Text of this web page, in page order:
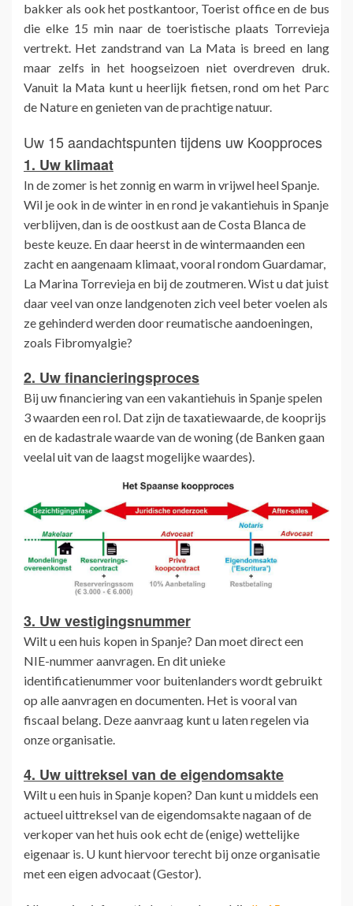
bakker als ook het postkantoor, Toerist office en de bus
die elke 15 min naar de toeristische plaats Torrevieja
vertrekt. Het zandstrand van La Mata is breed en lang
maar zelfs in het hoogseizoen niet overdreven druk.
Vanuit la Mata kunt u heerlijk fietsen, rond om het Parc
de Nature en genieten van de prachtige natuur.
Uw 15 aandachtspunten tijdens uw Koopproces
1. Uw klimaat
In de zomer is het zonnig en warm in vrijwel heel Spanje.
Wil je ook in de winter in en rond je vakantiehuis in Spanje
verblijven, dan is de oostkust aan de Costa Blanca de
beste keuze. En daar heerst in de wintermaanden een
zacht en aangenaam klimaat, vooral rondom Guardamar,
La Marina Torrevieja en bij de zoutmeren. Wist u dat juist
daar veel van onze landgenoten zich veel beter voelen als
ze gehinderd werden door reumatische aandoeningen,
zoals Fibromyalgie?
2. Uw financieringsproces
Bij uw financiering van een vakantiehuis in Spanje spelen
3 waarden een rol. Dat zijn de taxatiewaarde, de kooprijs
en de kadastrale waarde van de woning (de Banken gaan
veelal uit van de laagst mogelijke waardes).
3. Uw vestigingsnummer
Wilt u een huis kopen in Spanje? Dan moet direct een
NIE-nummer aanvragen. En dit unieke
identificatienummer voor buitenlanders wordt gebruikt
op alle aanvragen en documenten. Het is vooral van
fiscaal belang. Deze aanvraag kunt u laten regelen via
onze organisatie.
4. Uw uittreksel van de eigendomsakte
Wilt u een huis in Spanje kopen? Dan kunt u middels een
actueel uittreksel van de eigendomsakte nagaan of de
verkoper van het huis ook echt de (enige) wettelijke
eigenaar is. U kunt hiervoor terecht bij onze organisatie
met een eigen advocaat (Gestor).